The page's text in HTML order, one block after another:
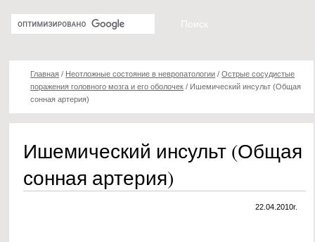
Главная / Неотложные состояние в невропатологии /Острые сосудистые
поражения головного мозга и его оболочек / Ишемический инсульт (Общая
сонная артерия)
Ишемический инсульт (Общая
сонная артерия)
22.04.2010г.